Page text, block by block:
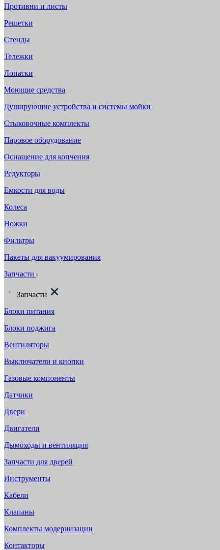
Противни и листы
Решетки
Стенды
Тележки
Лопатки
Моющие средства
Душирующие устройства и системы мойки
Стыковочные комплекты
Паровое оборудование
Оснащение для копчения
Редукторы
Емкости для воды
Колеса
Ножки
Фильтры
Пакеты для вакуумирования
Запчасти
Запчасти
Блоки питания
Блоки поджига
Вентиляторы
Выключатели и кнопки
Газовые компоненты
Датчики
Двери
Двигатели
Дымоходы и вентиляция
Запчасти для дверей
Инструменты
Кабели
Клапаны
Комплекты модернизации
Контакторы